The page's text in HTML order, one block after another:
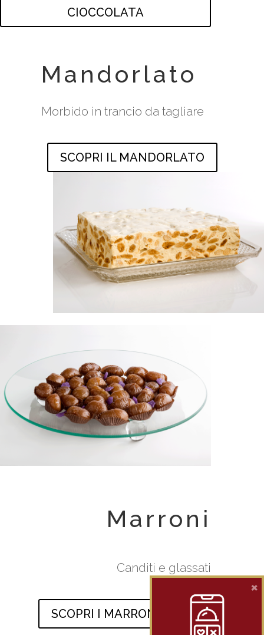
CIOCCOLATA
Mandorlato
Morbido in trancio da tagliare
SCOPRI IL MANDORLATO
Marroni
Canditi e glassati
SCOPRI I MARRONI
×